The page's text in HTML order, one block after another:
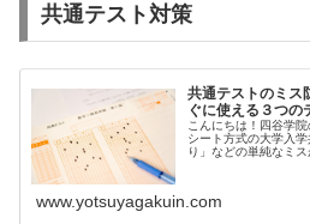
共通テスト対策
共通テストのミス
ぐに使える３つの
こんにちは！四谷学
シート方式の大学入
り」などの単純なミ
www.yotsuyagakuin.com